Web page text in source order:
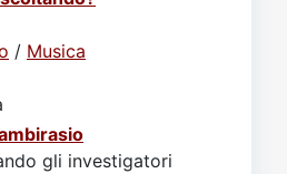
/ Musica
gli investigatori